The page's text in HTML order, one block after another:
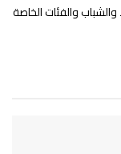
والشباب والفئات الخاصة